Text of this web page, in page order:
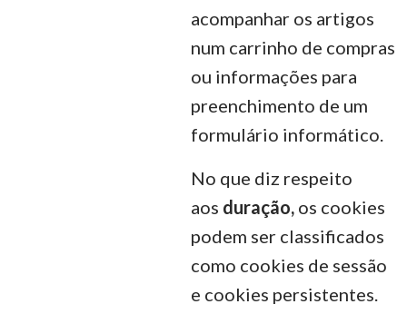
acompanhar os artigos
num carrinho de compras
ou informações para
preenchimento de um
formulário informático.
No que diz respeito
aos duração, os cookies
podem ser classificados
como cookies de sessão
e cookies persistentes.